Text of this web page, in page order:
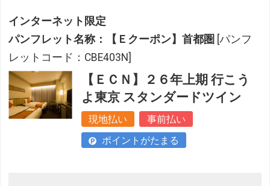
インターネット限定
パンフレット名称：【Ｅクーポン】首都圏 [パンフ
レットコード：CBE403N]
【ＥＣＮ】２６年上期 行こう
よ東京 スタンダードツイン
現地払い
事前払い
ポイントがたまる